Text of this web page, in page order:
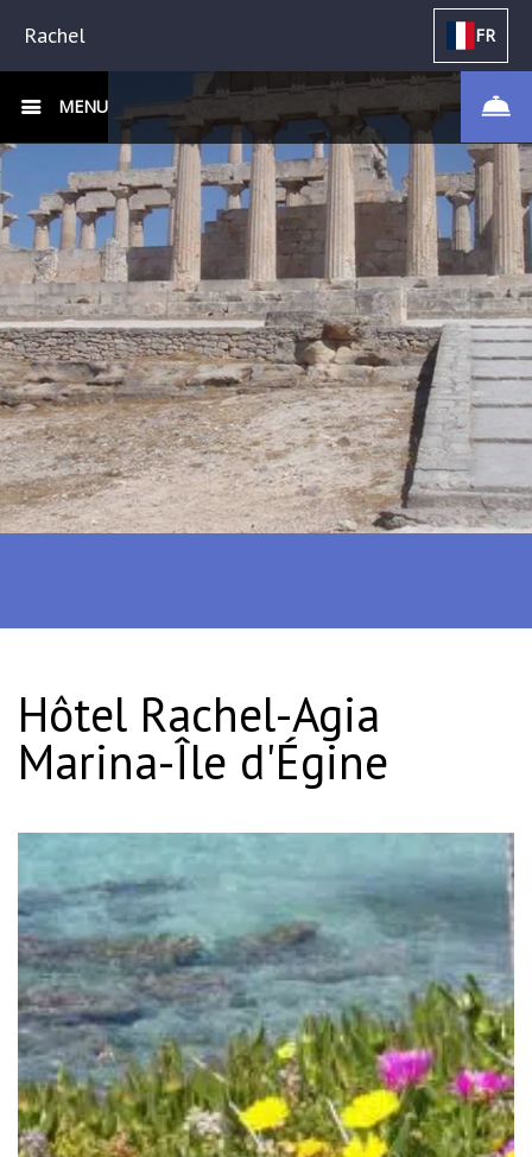
Rachel FR
MENU
Hôtel Rachel-Agia
Marina-Île d'Égine